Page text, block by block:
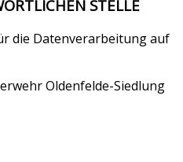
STELLE
die Datenverarbeitung auf
Oldenfelde-Siedlung